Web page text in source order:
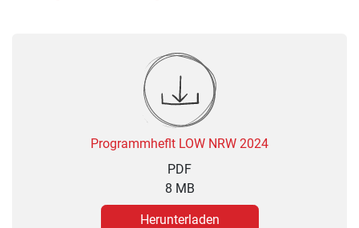
Programmheflt LOW NRW 2024
PDF
8 MB
Herunterladen